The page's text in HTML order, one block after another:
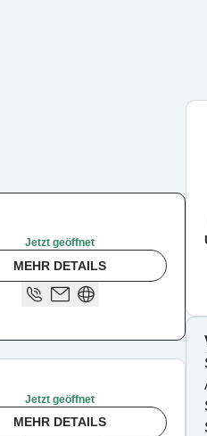
Jetzt geöffnet
MEHR DETAILS
Jetzt geöffnet
MEHR DETAILS